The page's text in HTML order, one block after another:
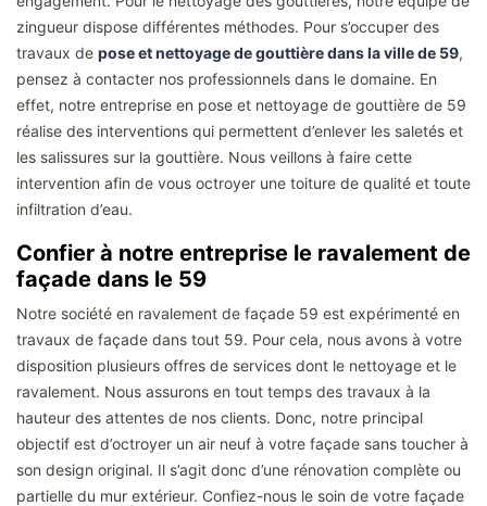
zingueur dispose différentes méthodes. Pour s’occuper des
travaux de pose et nettoyage de gouttière dans la ville de 59,
pensez à contacter nos professionnels dans le domaine. En
effet, notre entreprise en pose et nettoyage de gouttière de 59
réalise des interventions qui permettent d’enlever les saletés et
les salissures sur la gouttière. Nous veillons à faire cette
intervention afin de vous octroyer une toiture de qualité et toute
infiltration d’eau.
Confier à notre entreprise le ravalement de
façade dans le 59
Notre société en ravalement de façade 59 est expérimenté en
travaux de façade dans tout 59. Pour cela, nous avons à votre
disposition plusieurs offres de services dont le nettoyage et le
ravalement. Nous assurons en tout temps des travaux à la
hauteur des attentes de nos clients. Donc, notre principal
objectif est d’octroyer un air neuf à votre façade sans toucher à
son design original. Il s’agit donc d’une rénovation complète ou
partielle du mur extérieur. Confiez-nous le soin de votre façade